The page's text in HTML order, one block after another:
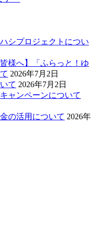
シプロジェクトについ
様へ】「ふらっと！ゆ
2026年7月2日
て 2026年7月2日
ャンペーンについて
の活用について 2026年